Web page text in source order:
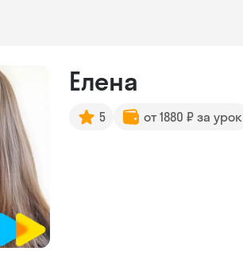
Елена
5 от 1880 ₽ за урок